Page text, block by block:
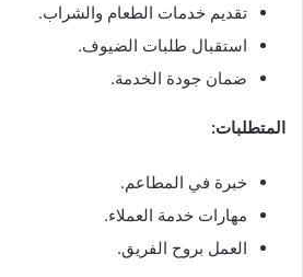
تقديم خدمات الطعام والشراب.
استقبال طلبات الضيوف.
ضمان جودة الخدمة.
المتطلبات:
خبرة في المطاعم.
مهارات خدمة العملاء.
العمل بروح الفريق.